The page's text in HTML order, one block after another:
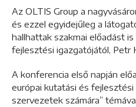
Az OLTIS Group a
és ezzel egyidejűleg a
hallhattak szakmai előadást
fejlesztési igazgatójától, Petr
A konferencia első napján
európai kutatási és fejlesztési
szervezetek számára”